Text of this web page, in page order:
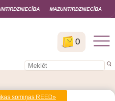
0
MAZUMTIRDZNIECĪBA
somiņas REED»